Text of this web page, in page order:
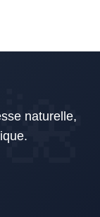
naturelle,